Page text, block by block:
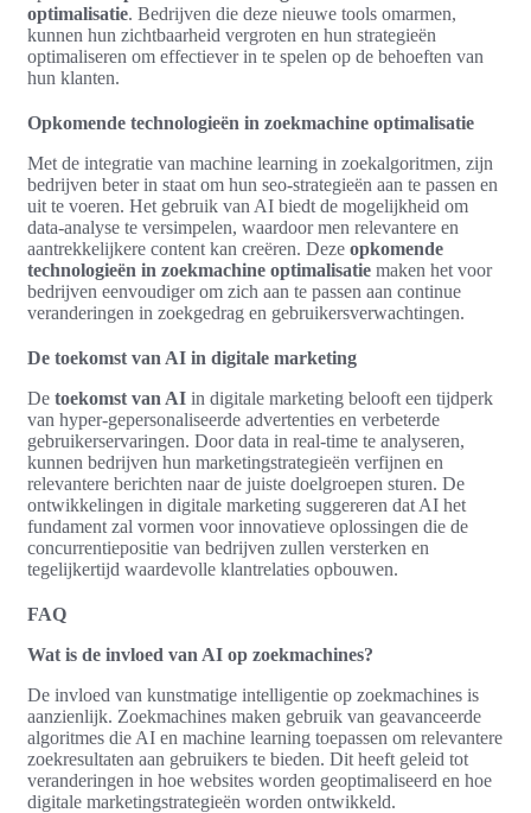
optimalisatie. Bedrijven die deze nieuwe tools omarmen,
kunnen hun zichtbaarheid vergroten en hun strategieën
optimaliseren om effectiever in te spelen op de behoeften van
hun klanten.
Opkomende technologieën in zoekmachine optimalisatie
Met de integratie van machine learning in zoekalgoritmen, zijn
bedrijven beter in staat om hun seo-strategieën aan te passen en
uit te voeren. Het gebruik van AI biedt de mogelijkheid om
data-analyse te versimpelen, waardoor men relevantere en
aantrekkelijkere content kan creëren. Deze opkomende
technologieën in zoekmachine optimalisatie maken het voor
bedrijven eenvoudiger om zich aan te passen aan continue
veranderingen in zoekgedrag en gebruikersverwachtingen.
De toekomst van AI in digitale marketing
De toekomst van AI in digitale marketing belooft een tijdperk
van hyper-gepersonaliseerde advertenties en verbeterde
gebruikerservaringen. Door data in real-time te analyseren,
kunnen bedrijven hun marketingstrategieën verfijnen en
relevantere berichten naar de juiste doelgroepen sturen. De
ontwikkelingen in digitale marketing suggereren dat AI het
fundament zal vormen voor innovatieve oplossingen die de
concurrentiepositie van bedrijven zullen versterken en
tegelijkertijd waardevolle klantrelaties opbouwen.
FAQ
Wat is de invloed van AI op zoekmachines?
De invloed van kunstmatige intelligentie op zoekmachines is
aanzienlijk. Zoekmachines maken gebruik van geavanceerde
algoritmes die AI en machine learning toepassen om relevantere
zoekresultaten aan gebruikers te bieden. Dit heeft geleid tot
veranderingen in hoe websites worden geoptimaliseerd en hoe
digitale marketingstrategieën worden ontwikkeld.